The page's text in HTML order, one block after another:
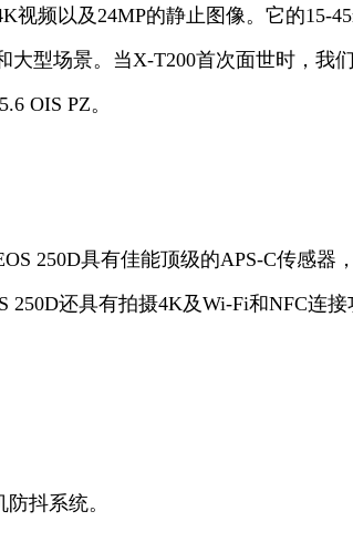
频以及24MP的静止图像。它的15-
型场景。当X-T200首次面世时，我
OIS PZ。
250D具有佳能顶级的APS-C传感器
还具有拍摄4K及Wi-Fi和NFC连
抖系统。